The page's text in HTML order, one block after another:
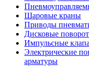
Шаровые краны
Приводы
Дисковые
Импульсные
Электрические
арматуры